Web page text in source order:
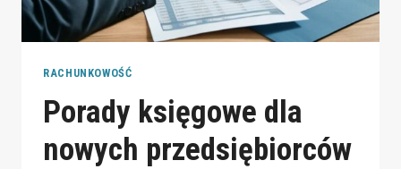
RACHUNKOWOŚĆ
Porady księgowe dla
nowych przedsiębiorców